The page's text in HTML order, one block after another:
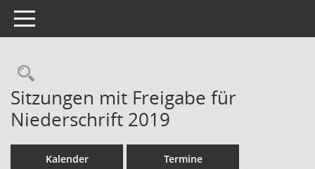
Toggle navigation
Rechercheauswahl
Sitzungen mit Freigabe für
Niederschrift 2019
Kalender Termine